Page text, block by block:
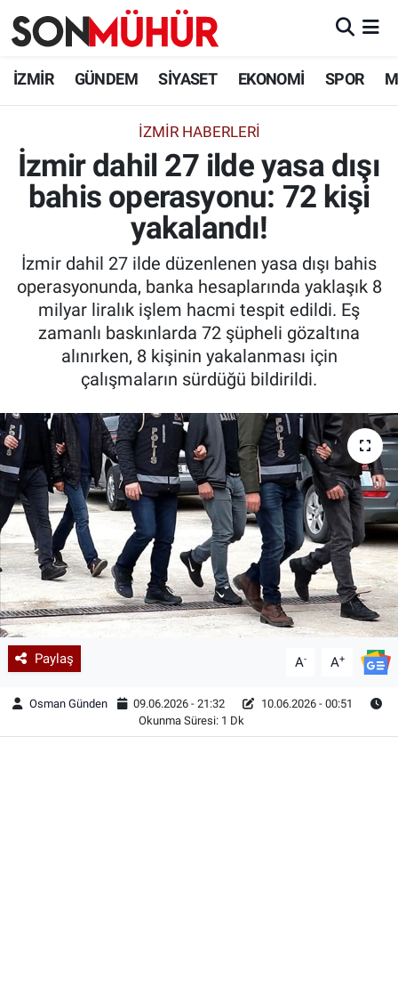
İZMİR GÜNDEM SİYASET EKONOMİ SPOR
İZMIR HABERLERI
İzmir dahil 27 ilde yasa dışı
bahis operasyonu: 72 kişi
yakalandı!
İzmir dahil 27 ilde düzenlenen yasa dışı bahis
operasyonunda, banka hesaplarında yaklaşık 8
milyar liralık işlem hacmi tespit edildi. Eş
zamanlı baskınlarda 72 şüpheli gözaltına
alınırken, 8 kişinin yakalanması için
çalışmaların sürdüğü bildirildi.
Paylaş A- A+
Osman Günden 09.06.2026 - 21:32
10.06.2026 - 00:51
Okunma Süresi: 1 Dk
İzmir Nöbetçi Eczaneler
İzmir Namaz Vakitleri
İzmir Trafik Yoğunluk Haritası
Süper Lig Puan Durumu ve Fikstür
Tüm Manşetler
Son Dakika Haberleri
Haber Arşivi